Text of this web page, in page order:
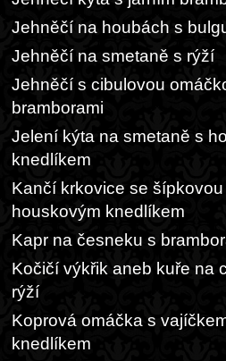
Jehněčí na houbách s
Jehněčí na smetaně s rýží
Jehněčí s cibulovou
bramborami
Jelení kýta na smetaně s
knedlíkem
Kančí krkovice se
houskovým knedlíkem
Kapr na česneku s
Kočičí výkřik aneb kuře na
rýží
Koprová omáčka s
knedlíkem